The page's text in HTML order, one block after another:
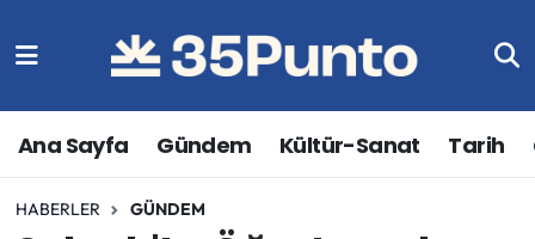
Ana Sayfa Gündem Kültür-Sanat Tarih
HABERLER GÜNDEM